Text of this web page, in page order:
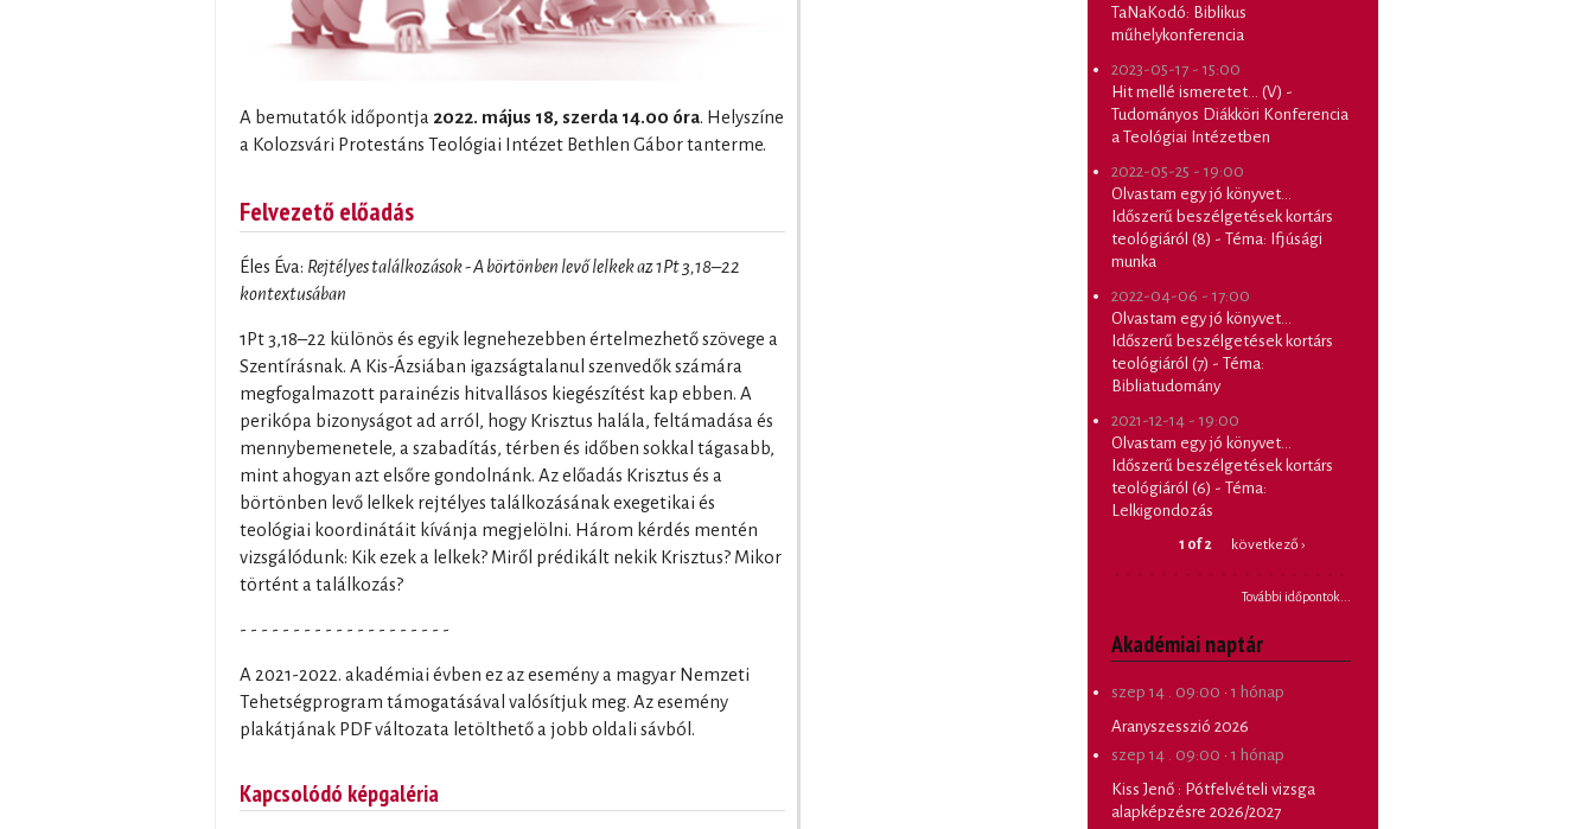
A bemutatók időpontja 2022. május 18, szerda 14.00 óra. Helyszíne
a Kolozsvári Protestáns Teológiai Intézet Bethlen Gábor tanterme.
Felvezető előadás
Éles Éva: Rejtélyes találkozások - A börtönben levő lelkek az 1Pt 3,18–22
kontextusában
1Pt 3,18–22 különös és egyik legnehezebben értelmezhető szövege a
Szentírásnak. A Kis-Ázsiában igazságtalanul szenvedők számára
megfogalmazott parainézis hitvallásos kiegészítést kap ebben. A
perikópa bizonyságot ad arról, hogy Krisztus halála, feltámadása és
mennybemenetele, a szabadítás, térben és időben sokkal tágasabb,
mint ahogyan azt elsőre gondolnánk. Az előadás Krisztus és a
börtönben levő lelkek rejtélyes találkozásának exegetikai és
teológiai koordinátáit kívánja megjelölni. Három kérdés mentén
vizsgálódunk: Kik ezek a lelkek? Miről prédikált nekik Krisztus? Mikor
történt a találkozás?
- - - - - - - - - - - - - - - - - - - -
A 2021-2022. akadémiai évben ez az esemény a magyar Nemzeti
Tehetségprogram támogatásával valósítjuk meg. Az esemény
plakátjának PDF változata letölthető a jobb oldali sávból.
Kapcsolódó képgaléria
TaNaKodó: Biblikus
műhelykonferencia
2023-05-17 - 15:00
Hit mellé ismeretet... (V) -
Tudományos Diákköri Konferencia
a Teológiai Intézetben
2022-05-25 - 19:00
Olvastam egy jó könyvet...
Időszerű beszélgetések kortárs
teológiáról (8) - Téma: Ifjúsági
munka
2022-04-06 - 17:00
Olvastam egy jó könyvet...
Időszerű beszélgetések kortárs
teológiáról (7) - Téma:
Bibliatudomány
2021-12-14 - 19:00
Olvastam egy jó könyvet...
Időszerű beszélgetések kortárs
teológiáról (6) - Téma:
Lelkigondozás
1 of 2 következő ›
További időpontok...
Akadémiai naptár
szep 14 . 09:00 · 1 hónap
Aranyszesszió 2026
szep 14 . 09:00 · 1 hónap
Kiss Jenő : Pótfelvételi vizsga
alapképzésre 2026/2027